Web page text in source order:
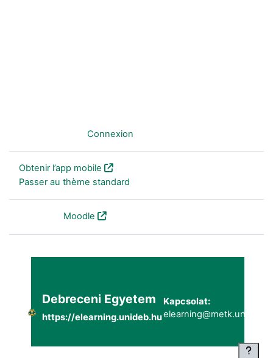
Connexion
Obtenir l’app mobile
Passer au thème standard
Moodle
Debreceni Egyetem
https://elearning.unideb.hu
Kapcsolat: